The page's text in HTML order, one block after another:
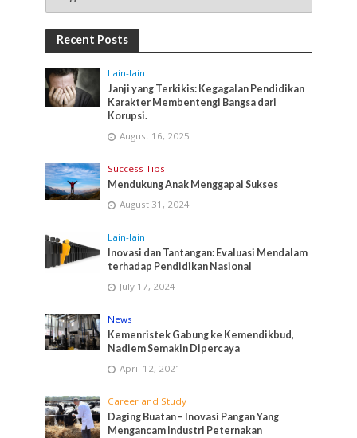
Recent Posts
Lain-lain
Janji yang Terkikis: Kegagalan Pendidikan
Karakter Membentengi Bangsa dari
Korupsi.
August 16, 2025
Success Tips
Mendukung Anak Menggapai Sukses
August 31, 2024
Lain-lain
Inovasi dan Tantangan: Evaluasi Mendalam
terhadap Pendidikan Nasional
July 17, 2024
News
Kemenristek Gabung ke Kemendikbud,
Nadiem Semakin Dipercaya
April 12, 2021
Career and Study
Daging Buatan – Inovasi Pangan Yang
Mengancam Industri Peternakan